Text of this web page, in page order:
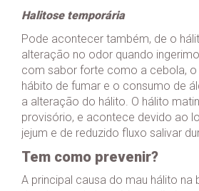
Halitose temporária
Pode acontecer também, de o
alteração no odor quando
com sabor forte como a cebola, o
hábito de fumar e o consumo de
a alteração do hálito. O hálito
provisório, e acontece devido ao
jejum e de reduzido fluxo salivar
Tem como prevenir?
A principal causa do mau hálito na